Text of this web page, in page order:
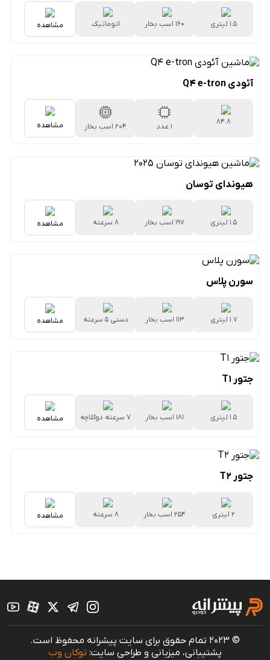
1.5 لیتری 160 اسب بخار
اتوماتیک
مشاهده
آئودی Q4 e-tron
۸۴.۸
1 عدد 204 اسب بخار مشاهده
هیوندای توسان
1.5 لیتری 197 اسب بخار
۸ سرعته
مشاهده
سورن پلاس
1.7 لیتری 113 اسب بخار دستی ۵ سرعته مشاهده
جتور T1
1.5 لیتری 181 اسب بخار ۷ سرعته دوکلاچه مشاهده
جتور T2
2 لیتری 254 اسب بخار
8 سرعته
مشاهده
© 2023 تمام حقوق برای سایت پیشرانه محفوظ است.
پشتیبانی، میزبانی و طراحی سایت: توکان وب